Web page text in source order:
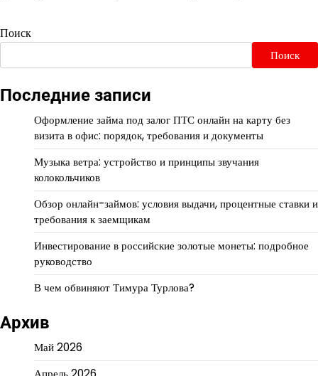
Поиск
Поиск
Последние записи
Оформление займа под залог ПТС онлайн на карту без
визита в офис: порядок, требования и документы
Музыка ветра: устройство и принципы звучания
колокольчиков
Обзор онлайн-займов: условия выдачи, процентные ставки и
требования к заемщикам
Инвестирование в российские золотые монеты: подробное
руководство
В чем обвиняют Тимура Турлова?
Архив
Май 2026